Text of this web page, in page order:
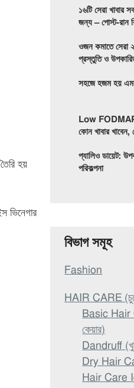
হয়
ভিনেগার
১৬টি সেরা খাবার
জন্য – পোস্ট-রান
ওজন কমাতে সেরা
প্রস্তুতি ও
সহজে হজম হয় এমন
Low FODMAP
কোন খাবার
প্যালিও ডায়েট:
পরিকল্পনা
বিভাগ সমূহ
Fashion
HAIR CARE
Basic Hair
কেয়ার)
Dandruff
Dry Hair
Hair Care